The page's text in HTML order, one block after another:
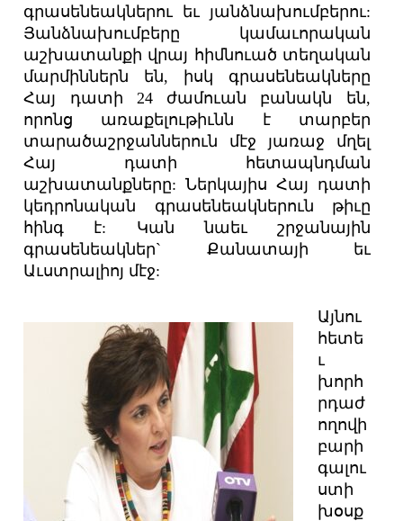
գրասենեակներու եւ յանձնախումբերու:
Յանձնախումբերը կամաւորական
աշխատանքի վրայ հիմնուած տեղական
մարմիններն են, իսկ գրասենեակները
Հայ դատի 24 ժամուան բանակն են,
որոնց առաքելութիւնն է տարբեր
տարածաշրջաններուն մէջ յառաջ մղել
Հայ դատի հետապնդման
աշխատանքները: Ներկայիս Հայ դատի
կեդրոնական գրասենեակներուն թիւը
հինգ է: Կան նաեւ շրջանային
գրասենեակներ` Քանատայի եւ
Աւստրալիոյ մէջ:
Այնու
հետե
ւ
խորհ
րդաժ
ողովի
բարի
գալու
ստի
խօսք